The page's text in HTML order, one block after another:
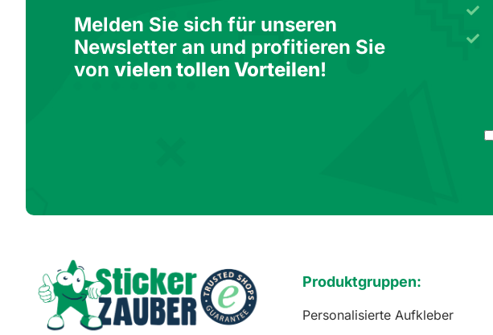
Melden Sie sich für unseren
Newsletter an und profitieren Sie
von vielen tollen Vorteilen!
Produktgruppen:
Personalisierte Aufkleber